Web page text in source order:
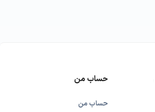
حساب من
حساب من